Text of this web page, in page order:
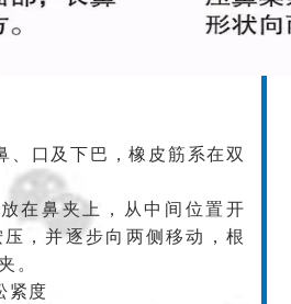
、口及下巴，橡皮筋系在双
在鼻夹上，从中间位置开
，并逐步向两侧移动，根
。
紧度